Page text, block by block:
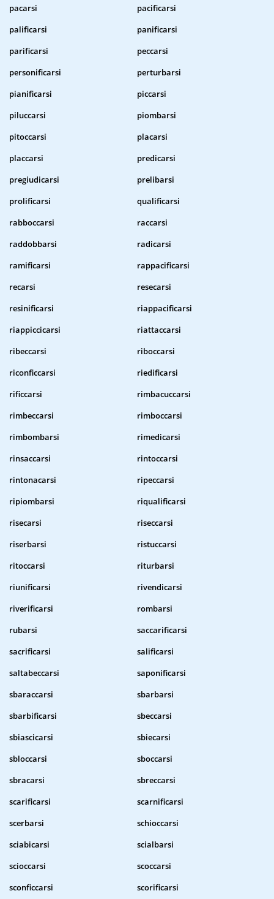
pacarsi
pacificarsi
palificarsi
panificarsi
parificarsi
peccarsi
personificarsi
perturbarsi
pianificarsi
piccarsi
piluccarsi
piombarsi
pitoccarsi
placarsi
placcarsi
predicarsi
pregiudicarsi
prelibarsi
prolificarsi
qualificarsi
rabboccarsi
raccarsi
raddobbarsi
radicarsi
ramificarsi
rappacificarsi
recarsi
resecarsi
resinificarsi
riappacificarsi
riappiccicarsi
riattaccarsi
ribeccarsi
riboccarsi
riconficcarsi
riedificarsi
rificcarsi
rimbacuccarsi
rimbeccarsi
rimboccarsi
rimbombarsi
rimedicarsi
rinsaccarsi
rintoccarsi
rintonacarsi
ripeccarsi
ripiombarsi
riqualificarsi
risecarsi
riseccarsi
riserbarsi
ristuccarsi
ritoccarsi
riturbarsi
riunificarsi
rivendicarsi
riverificarsi
rombarsi
rubarsi
saccarificarsi
sacrificarsi
salificarsi
saltabeccarsi
saponificarsi
sbaraccarsi
sbarbarsi
sbarbificarsi
sbeccarsi
sbiascicarsi
sbiecarsi
sbloccarsi
sboccarsi
sbracarsi
sbreccarsi
scarificarsi
scarnificarsi
scerbarsi
schioccarsi
sciabicarsi
scialbarsi
scioccarsi
scoccarsi
sconficcarsi
scorificarsi